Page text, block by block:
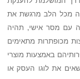
מכל הלב מרגשת את
עם מסר אישי, תהיה
מכופתרות מתאימים
באמצעות מוצרי
את לוגו העסק או